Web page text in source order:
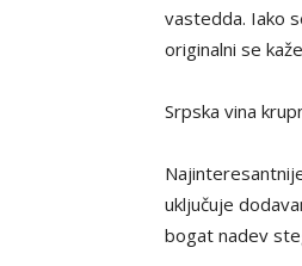
vastedda. Iako
originalni se
Srpska vina
uključuje
bogat nadev